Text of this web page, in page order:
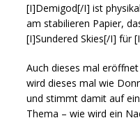
[I]Demigod[/I] ist
am stabilieren Papier,
[I]Sundered Skies[/I] für
Auch dieses mal
wird dieses mal wie
und stimmt damit auf
Thema – wie wird ein